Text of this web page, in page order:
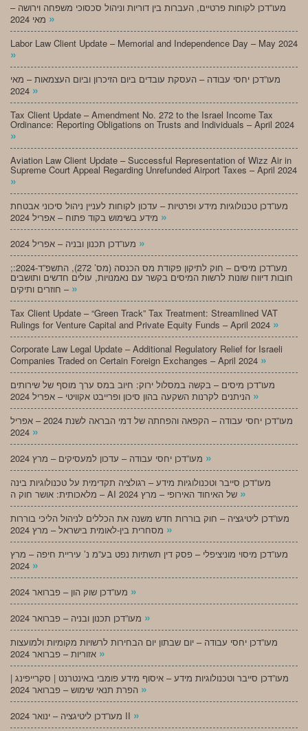
מעו”דכן לקוחות פרטיים, העברות בין דוריות וניהול סכסוכי משפחה וירושה –
»
Labor Law Client Update – Memorial and Independence Day – May 2024
»
מעו”דכן יחסי עבודה – העסקת עובדים ביום הזיכרון וביום העצמאות – מאי
»
Tax Client Update – Amendment No. 272 to the Israel Income Tax
Ordinance: Reporting Obligations on Trusts and Individuals – April 2024
»
Aviation Law Client Update – Successful Representation of Wizz Air in
Supreme Court Appeal Regarding Unrefunded Airport Taxes – April 2024
»
מעו”דכן טכנולוגיות מידע ופרטיות – עדכון לקוחות לעניין ניהול סיכוני אבטחת
»
»
;מעו”דכן מיסים – חוק לתיקון פקודת מס הכנסה (מס’ 272), התשפ”ד-2024:
חובות דיווח שונות לרשות המיסים בקשר עם נאמנויות, עולים חדשים ותושבים
חוזרים ותיקים – »
Tax Client Update – “Green Track” Tax Treatment: Streamlined VAT
Rulings for Venture Capital and Private Equity Funds – April 2024 »
Corporate Law Legal Update – Additional Regulatory Relief for Israeli
Companies Traded on Certain Foreign Exchanges – April 2024 »
מעו”דכן מיסים – בקשה במסלול ירוק: חיוב במס ערך מוסף של שירותים
»
מעו”דכן יחסי עבודה – הקפאה והפחתה של דמי הבראה לשנת 2024 – אפריל
»
»
מעו”דכן סייבר וטכנולוגיות מידע – רגולציה תקדימית על טכנולוגיות בינה
»
מעו”דכן ליטיגציה – חוק בוררות חדש משנה את הכללים לניהול הליכי בוררות
»
מעו”דכן מיסוי מוניציפלי – פסק דין תשתיות נפט בע”מ נ’ עיריית חיפה – מרץ
»
»
»
מעו”דכן יחסי עבודה – יום שבתון יום הבחירות לרשויות מקומיות ולמועצות
»
מעו”דכן סייבר וטכנולוגיות מידע – איסוף מידע פומבי באינטרנט | סקרייפינג |
»
מעו”דכן ליטיגציה – ינואר 2024 II »